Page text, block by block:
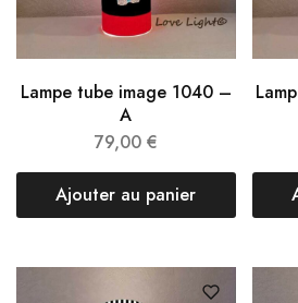
Lampe tube image 1040 –
A
79,00 €
Ajouter au panier